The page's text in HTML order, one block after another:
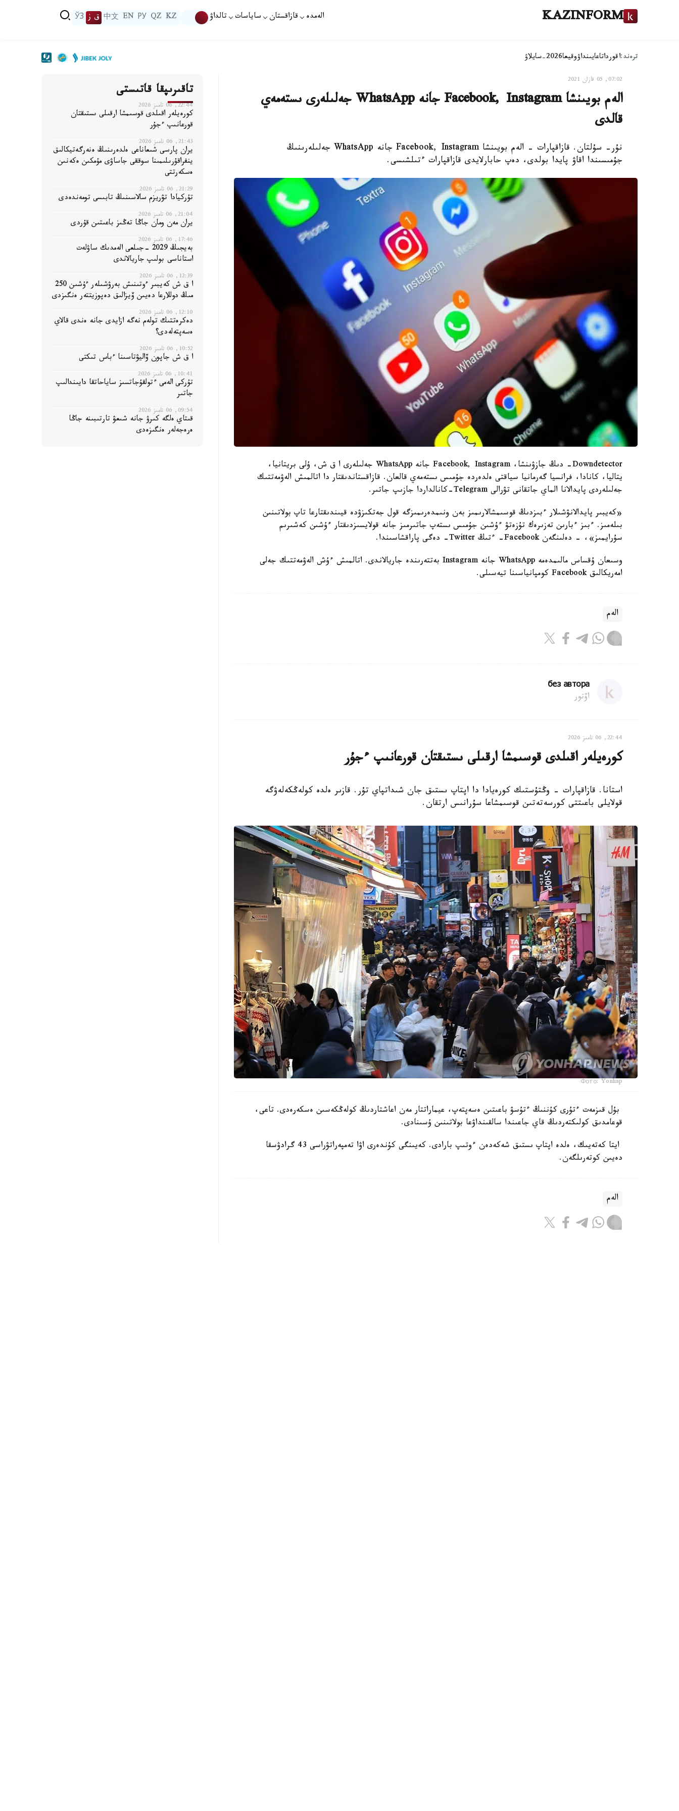
KAZINFORM الەمدە قازاقستان ساياسات تالداۋ KZ
QZ
РУ
EN
中文 ق ز ЎЗ
ترەند:اقورداتاعايىنداۋوقيعا2026-سايلاۋ
07:02, 05 قازان 2021
الەم بويىنشا Facebook, Instagram جانە WhatsApp جەلىلەرى ىستەمەي
قالدى
نۇر- سۇلتان. قازاقپارات - الەم بويىنشا Facebook, Instagram جانە WhatsApp جەلىلەرىنىڭ
جۇمىسىندا اقاۋ پايدا بولدى، دەپ حابارلايدى قازاقپارات ءتىلشىسى.
Downdetector- دىڭ جازۋىنشا، Facebook, Instagram جانە WhatsApp جەلىلەرى ا ق ش، ۇلى بريتانيا،
يتاليا، كانادا، فرانسيا گەرمانيا سياقتى ەلدەردە جۇمىس ىستەمەي قالعان. قازاقستاندىقتار دا اتالمىش الەۋمەتتىك
جەلىلەردى پايدالانا الماي جاتقانى تۋرالى Telegram-كانالداردا جازىپ جاتىر.
«كەيبىر پايدالانۋشىلار ءبىزدىڭ قوسىمشالارىمىز بەن ونىمدەرىمىزگە قول جەتكىزۋدە قيىندىقتارعا تاپ بولاتىنىن
بىلەمىز. ءبىز ءبارىن تەزىرەك تۇزەتۋ ءۇشىن جۇمىس ىستەپ جاتىرمىز جانە قولايسىزدىقتار ءۇشىن كەشىرىم
سۇرايمىز»، - دەلىنگەن Facebook- ءتىڭ Twitter- دەگى پاراقشاسىندا.
وسىعان ۇقساس مالىمدەمە WhatsApp جانە Instagram بەتتەرىندە جاريالاندى. اتالمىش ءۇش الەۋمەتتىك جەلى
امەريكالىق Facebook كومپانياسىنا تيەسىلى.
الەم
без автора
اۆتور
22:44, 06 تامىز 2026
كورەيلەر اقىلدى قوسىمشا ارقىلى ىستىقتان قورعانىپ ءجۇر
استانا. قازاقپارات - وڭتۇستىك كورەيادا دا اپتاپ ىستىق جان شىداتپاي تۇر. قازىر ەلدە كولەڭكەلەۋگە
قولايلى باعىتتى كورسەتەتىن قوسىمشاعا سۇرانىس ارتقان.
Фото: Yonhap
بۇل قىزمەت ءتۇرى كۇننىڭ ءتۇسۋ باعىتىن ەسەپتەپ، عيماراتتار مەن اعاشتاردىڭ كولەڭكەسىن ەسكەرەدى. تاعى،
قوعامدىق كولىكتەردىڭ قاي جاعىندا سالقىنداۋعا بولاتىنىن ۇسىنادى.
ايتا كەتەيىك، ەلدە اپتاپ ىستىق شەكەدەن ءوتىپ بارادى. كەيىنگى كۇندەرى اۋا تەمپەراتۋراسى 43 گرادۋسقا
دەيىن كوتەرىلگەن.
الەم
تاقىرىپقا قاتىستى
22:44, 06 تامىز 2026
كورەيلەر اقىلدى قوسىمشا ارقىلى ىستىقتان
قورعانىپ ءجۇر
21:43, 06 تامىز 2026
يران پارسى شىعاناعى ەلدەرىنىڭ ەنەرگەتيكالىق
ينفراقۇرىلىمىنا سوققى جاساۋى مۇمكىن ەكەنىن
ەسكەرتتى
21:29, 06 تامىز 2026
تۇركيادا تۋريزم سالاسىنىڭ تابىسى تومەندەدى
21:04, 06 تامىز 2026
يران مەن ومان جاڭا تەڭىز باعىتىن قۇردى
17:46, 06 تامىز 2026
بەيجىڭ 2029 -جىلعى الەمدىك ساۋلەت
استاناسى بولىپ جاريالاندى
12:39, 06 تامىز 2026
ا ق ش كەيبىر ءوتىنىش بەرۋشىلەر ءۇشىن 250
مىڭ دوللارعا دەيىن ۆيزالىق دەپوزيتتەر ەنگىزدى
12:10, 06 تامىز 2026
دەكرەتتىك تولەم نەگە ازايدى جانە ەندى قالاي
ەسەپتەلەدى؟
10:52, 06 تامىز 2026
ا ق ش جاپون ۆاليۋتاسىنا ءباس تىكتى
10:41, 06 تامىز 2026
تۇركى الەمى ءتولقۇجاتسىز ساياحاتقا دايىندالىپ
جاتىر
09:54, 06 تامىز 2026
قىتاي ەلگە كىرۋ جانە شىعۋ تارتىبىنە جاڭا
ەرەجەلەر ەنگىزەدى